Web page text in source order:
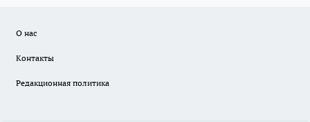
О нас
Контакты
Редакционная политика